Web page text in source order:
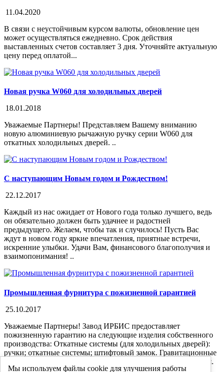
11.04.2020
В связи с неустойчивым курсом валюты, обновление цен
может осуществляться ежедневно. Срок действия
выставленных счетов составляет 3 дня. Уточняйте актуальную
цену перед оплатой...
Новая ручка W060 для холодильных дверей
18.01.2018
Уважаемые Партнеры! Представляем Вашему вниманию
новую алюминиевую рычажную ручку серии W060 для
откатных холодильных дверей. ..
С наступающим Новым годом и Рождеством!
22.12.2017
Каждый из нас ожидает от Нового года только лучшего, ведь
он обязательно должен быть удачнее и радостней
предыдущего. Желаем, чтобы так и случилось! Пусть Вас
ждут в новом году яркие впечатления, приятные встречи,
искренние улыбки. Удачи Вам, финансового благополучия и
взаимопонимания! ..
Промышленная фурнитура с пожизненной гарантией
25.10.2017
Уважаемые Партнеры! Завод ИРБИС предоставляет
пожизненную гарантию на следующие изделия собственного
производства: Откатные системы (для холодильных дверей):
ручки; откатные системы; штифтовый замок. Гравитационные
петли (для маятниковых дверей): легкая серия; тяжелая серия.
Пожизненная гарантия действует при соблюдении
Мы используем файлы cookie для улучшения работы